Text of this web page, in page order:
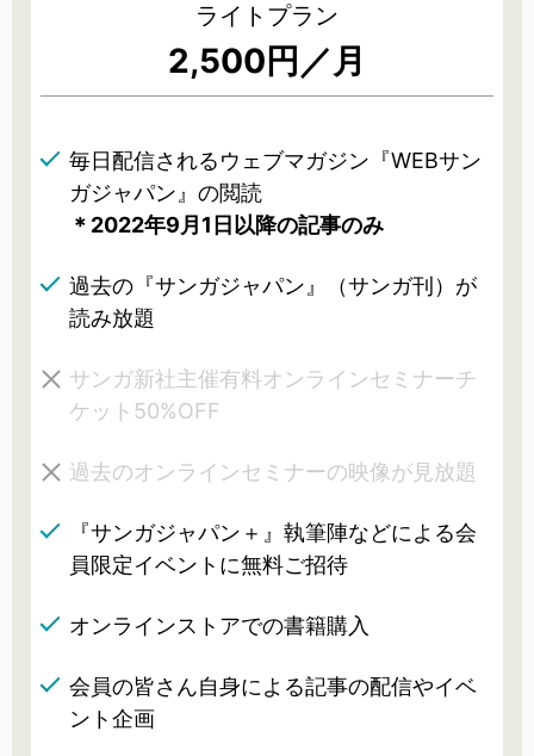
ライトプラン
2,500円／月
毎日配信されるウェブマガジン『WEBサン
ガジャパン』の閲読
＊2022年9月1日以降の記事のみ
過去の『サンガジャパン』（サンガ刊）が
読み放題
サンガ新社主催有料オンラインセミナーチ
ケット50%OFF
過去のオンラインセミナーの映像が見放題
『サンガジャパン＋』執筆陣などによる会
員限定イベントに無料ご招待
オンラインストアでの書籍購入
会員の皆さん自身による記事の配信やイベ
ント企画